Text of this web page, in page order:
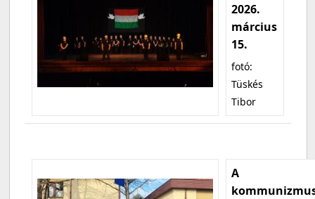
2026.
március
15.
fotó:
Tüskés
Tibor
A